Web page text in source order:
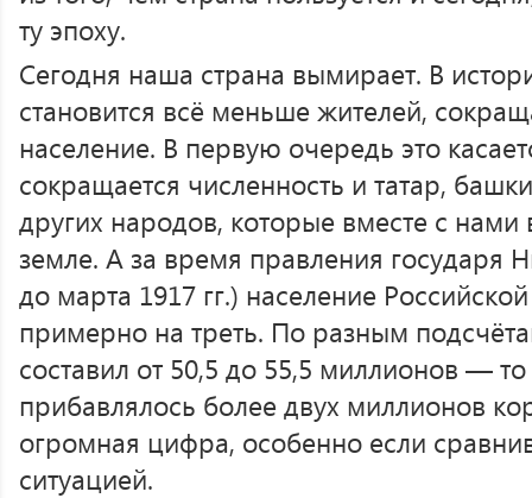
ту эпоху.
Сегодня наша страна вымирает. В
становится всё меньше жителей,
население. В первую очередь это
сокращается численность и татар,
других народов, которые вместе с нами
земле. А за время правления государя
до марта 1917 гг.) население
примерно на треть. По разным
составил от 50,5 до 55,5 миллионов —
прибавлялось более двух миллионов
огромная цифра, особенно если
ситуацией.